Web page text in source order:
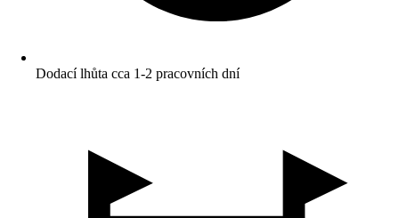
Dodací lhůta cca 1-2 pracovních dní